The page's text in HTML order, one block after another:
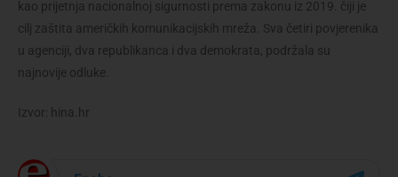
kao prijetnja nacionalnoj sigurnosti prema zakonu iz 2019. čiji je
cilj zaštita američkih komunikacijskih mreža. Sva četiri povjerenika
u agenciji, dva republikanca i dva demokrata, podržala su
najnovije odluke.
Izvor: hina.hr